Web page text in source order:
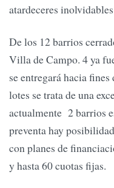
atardeceres inolvidables
De los 12 barrios
Villa de Campo. 4 ya
se entregará hacia
lotes se trata de una
actualmente 2 barrios
preventa hay
con planes de
y hasta 60 cuotas fijas.